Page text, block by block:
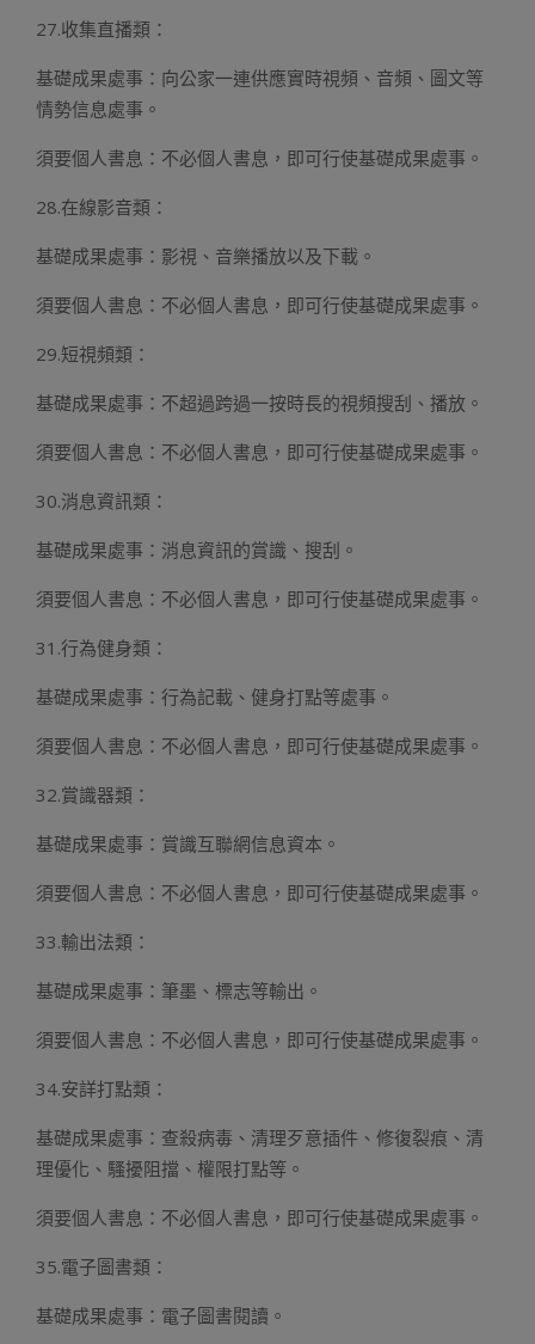
27.收集直播類：
基礎成果處事：向公家一連供應實時視頻、音頻、圖文等
情勢信息處事。
須要個人書息：不必個人書息，即可行使基礎成果處事。
28.在線影音類：
基礎成果處事：影視、音樂播放以及下載。
須要個人書息：不必個人書息，即可行使基礎成果處事。
29.短視頻類：
基礎成果處事：不超過跨過一按時長的視頻搜刮、播放。
須要個人書息：不必個人書息，即可行使基礎成果處事。
30.消息資訊類：
基礎成果處事：消息資訊的賞識、搜刮。
須要個人書息：不必個人書息，即可行使基礎成果處事。
31.行為健身類：
基礎成果處事：行為記載、健身打點等處事。
須要個人書息：不必個人書息，即可行使基礎成果處事。
32.賞識器類：
基礎成果處事：賞識互聯網信息資本。
須要個人書息：不必個人書息，即可行使基礎成果處事。
33.輸出法類：
基礎成果處事：筆墨、標志等輸出。
須要個人書息：不必個人書息，即可行使基礎成果處事。
34.安詳打點類：
基礎成果處事：查殺病毒、清理歹意插件、修復裂痕、清
理優化、騷擾阻擋、權限打點等。
須要個人書息：不必個人書息，即可行使基礎成果處事。
35.電子圖書類：
基礎成果處事：電子圖書閱讀。